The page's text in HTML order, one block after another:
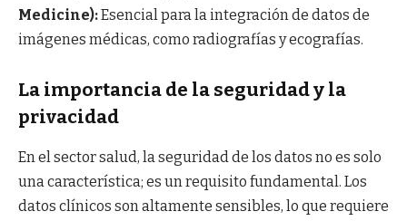
Medicine):Esencial para la integración de datos de
imágenes médicas, como radiografías y ecografías.
La importancia de la seguridad y la
privacidad
En el sector salud, la seguridad de los datos no es solo
una característica; es un requisito fundamental. Los
datos clínicos son altamente sensibles, lo que requiere